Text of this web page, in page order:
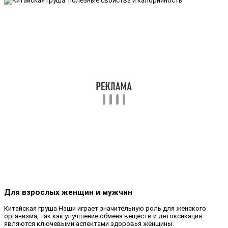
Для взрослых женщин и мужчин
Китайская груша Нэши играет значительную роль для женского
организма, так как улучшение обмена веществ и детоксикация
являются ключевыми аспектами здоровья женщины.